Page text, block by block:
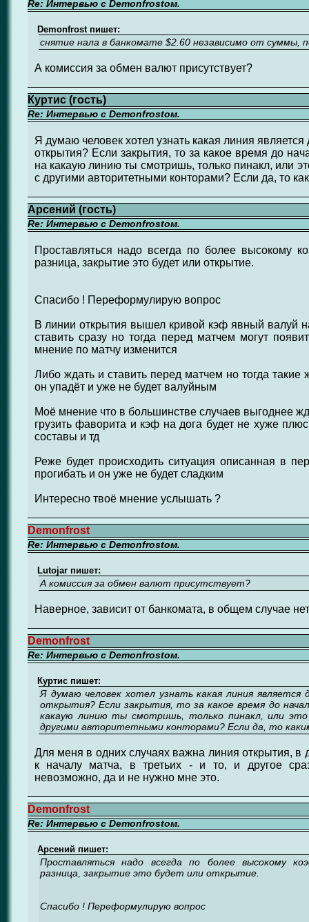
Re: Интервью с Demonfrostом.
Demonfrost пишет:
снятие нала в банкомате $2.60 независимо от суммы,
А комиссия за обмен валют присутствует?
Куртис (гость)
Re: Интервью с Demonfrostом.
Я думаю человек хотел узнать какая линия
открытия? Если закрытия, то за какое время до
на какаую линию ты смотришь, только пинакл, или
с другими авторитетными конторами? Если да, то
Арсений (гость)
Re: Интервью с Demonfrostом.
Проставляться надо всегда по более высокому
разница, закрытие это будет или открытие.
Спасибо ! Переформулирую вопрос
В линии открытия вышел кривой кэф явный валуй
ставить сразу но тогда перед матчем могут
мнение по матчу изменится
Либо ждать и ставить перед матчем но тогда такие
он упадёт и уже не будет валуйным
Моё мнение что в большинстве случаев выгоднее
грузить фаворита и кэф на дога будет не хуже
составы и тд
Реже будет происходить ситуация описанная в
прогибать и он уже не будет сладким
Интересно твоё мнение услышать ?
Demonfrost
Re: Интервью с Demonfrostом.
Lutojar пишет:
А комиссия за обмен валют присутствует?
Наверное, зависит от банкомата, в общем случае
Demonfrost
Re: Интервью с Demonfrostом.
Куртис пишет:
Я думаю человек хотел узнать какая линия
открытия? Если закрытия, то за какое время до
какаую линию ты смотришь, только пинакл, или это
другими авторитетными конторами? Если да, то
Для меня в одних случаях важна линия открытия, в
к началу матча, в третьих - и то, и другое
невозможно, да и не нужно мне это.
Demonfrost
Re: Интервью с Demonfrostом.
Арсений пишет:
Проставляться надо всегда по более высокому
разница, закрытие это будет или открытие.
Спасибо ! Переформулирую вопрос